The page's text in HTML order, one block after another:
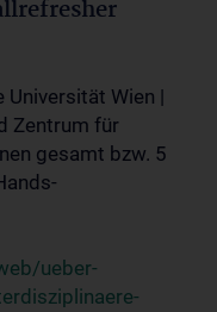
Wien |
Zentrum für
gesamt bzw. 5
ueber-